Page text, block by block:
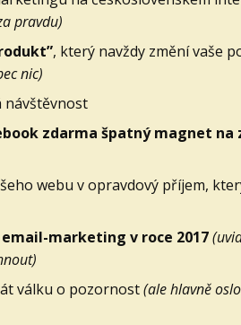
pravdu)
, který navždy změní vaše
nic)
návštěvnost
zdarma špatný magnet na
webu v opravdový příjem,
marketing v roce 2017
válku o pozornost(ale hlavně